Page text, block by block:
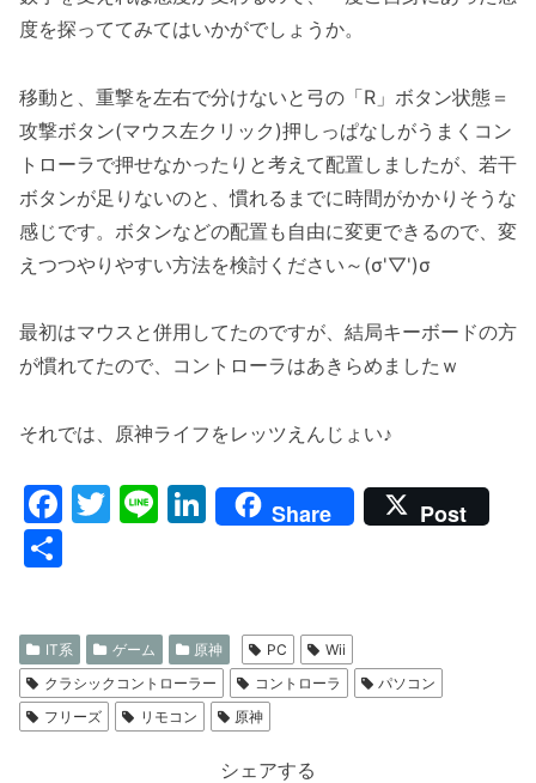
度を探っててみてはいかがでしょうか。
移動と、重撃を左右で分けないと弓の「R」ボタン状態＝
攻撃ボタン(マウス左クリック)押しっぱなしがうまくコン
トローラで押せなかったりと考えて配置しましたが、若干
ボタンが足りないのと、慣れるまでに時間がかかりそうな
感じです。ボタンなどの配置も自由に変更できるので、変
えつつやりやすい方法を検討ください～(σ'▽')σ
最初はマウスと併用してたのですが、結局キーボードの方
が慣れてたので、コントローラはあきらめましたｗ
それでは、原神ライフをレッツえんじょい♪
F
b
o
o
T
Li Li
n
dI
n
Share Post
IT系 ゲーム 原神 PC
Wii
クラシックコントローラー
コントローラ
パソコン
フリーズ
リモコン 原神
シェアする